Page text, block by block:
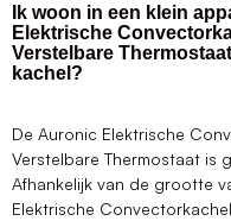
Ik woon in een klein
Elektrische
Verstelbare
kachel?
De Auronic Elektrische
Verstelbare Thermostaat is
Afhankelijk van de grootte
Elektrische